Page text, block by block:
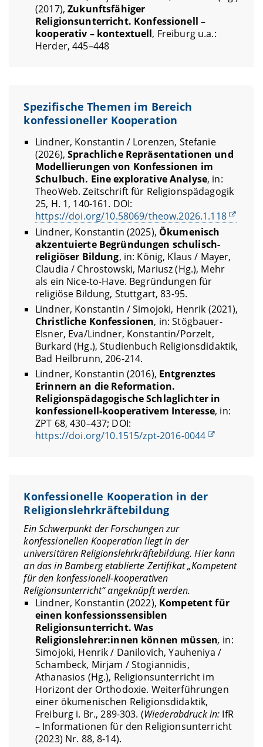
(2017),Zukunftsfähiger
Religionsunterricht. Konfessionell –
kooperativ – kontextuell, Freiburg u.a.:
Herder, 445–448
Spezifische Themen im Bereich
konfessioneller Kooperation
Lindner, Konstantin / Lorenzen, Stefanie
(2026),Sprachliche Repräsentationen und
Modellierungen von Konfessionen im
Schulbuch. Eine explorative Analyse, in:
TheoWeb. Zeitschrift für Religionspädagogik
25, H. 1, 140-161. DOI:
https://doi.org/10.58069/theow.2026.1.118
Lindner, Konstantin (2025), Ökumenisch
akzentuierte Begründungen schulisch-
religiöser Bildung, in: König, Klaus / Mayer,
Claudia / Chrostowski, Mariusz (Hg.), Mehr
als ein Nice-to-Have. Begründungen für
religiöse Bildung, Stuttgart, 83-95.
Lindner, Konstantin / Simojoki, Henrik (2021),
Christliche Konfessionen, in: Stögbauer-
Elsner, Eva/Lindner, Konstantin/Porzelt,
Burkard (Hg.), Studienbuch Religionsdidaktik,
Bad Heilbrunn, 206-214.
Lindner, Konstantin (2016), Entgrenztes
Erinnern an die Reformation.
Religionspädagogische Schlaglichter in
konfessionell-kooperativem Interesse, in:
ZPT 68, 430–437; DOI:
https://doi.org/10.1515/zpt-2016-0044
Konfessionelle Kooperation in der
Religionslehrkräftebildung
Ein Schwerpunkt der Forschungen zur
konfessionellen Kooperation liegt in der
universitären Religionslehrkräftebildung. Hier kann
an das in Bamberg etablierte Zertifikat „Kompetent
für den konfessionell-kooperativen
Religionsunterricht“ angeknüpft werden.
Lindner, Konstantin (2022), Kompetent für
einen konfessionssensiblen
Religionsunterricht. Was
Religionslehrer:innen können müssen, in:
Simojoki, Henrik / Danilovich, Yauheniya /
Schambeck, Mirjam / Stogiannidis,
Athanasios (Hg.), Religionsunterricht im
Horizont der Orthodoxie. Weiterführungen
einer ökumenischen Religionsdidaktik,
Freiburg i. Br., 289-303. (Wiederabdruck in: IfR
– Informationen für den Religionsunterricht
(2023) Nr. 88, 8-14).